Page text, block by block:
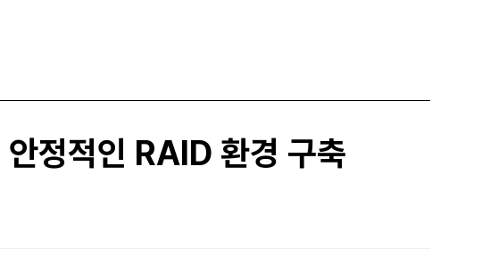
정적인 RAID 환경 구축